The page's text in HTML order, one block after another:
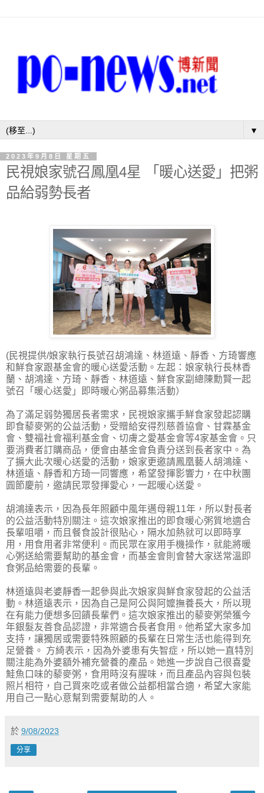
▼
2023年9月8日 星期五
民視娘家號召鳳凰4星 「暖心送愛」把粥
品給弱勢長者
(民視提供/娘家執行長號召胡鴻達、林道遠、靜香、方琦響應
和鮮食家跟基金會的暖心送愛活動。左起：娘家執行長林香
蘭、胡鴻達、方琦、靜香、林道遠、鮮食家副總陳勳賢一起
號召「暖心送愛」即時暖心粥品募集活動）
為了滿足弱勢獨居長者需求，民視娘家攜手鮮食家發起認購
即食藜麥粥的公益活動，受贈給安得烈慈善協會、甘霖基金
會、雙福社會福利基金會、切膚之愛基金會等4家基金會。只
要消費者訂購商品，便會由基金會負責分送到長者家中。為
了擴大此次暖心送愛的活動，娘家更邀請鳳凰藝人胡鴻達、
林道遠、靜香和方琦一同響應，希望發揮影響力，在中秋團
圓節慶前，邀請民眾發揮愛心，一起暖心送愛。
胡鴻達表示，因為長年照顧中風年邁母親11年，所以對長者
的公益活動特別關注。這次娘家推出的即食暖心粥質地適合
長輩咀嚼，而且餐食設計很貼心，隔水加熱就可以即時享
用，用食用者非常便利。而民眾在家用手機操作，就能將暖
心粥送給需要幫助的基金會，而基金會則會替大家送常溫即
食粥品給需要的長輩。
林道遠與老婆靜香一起參與此次娘家與鮮食家發起的公益活
動。林道遠表示，因為自己是阿公與阿嬤撫養長大，所以現
在有能力便想多回饋長輩們。這次娘家推出的藜麥粥榮獲今
年銀髮友善食品認證，非常適合長者食用。他希望大家多加
支持，讓獨居或需要特殊照顧的長輩在日常生活也能得到充
足營養。 方綺表示，因為外婆患有失智症，所以她一直特別
關注能為外婆額外補充營養的產品。她進一步說自己很喜愛
鮭魚口味的藜麥粥，食用時沒有腥味，而且產品內容與包裝
照片相符，自己買來吃或者做公益都相當合適，希望大家能
用自己一點心意幫到需要幫助的人。
於 9/08/2023
分享